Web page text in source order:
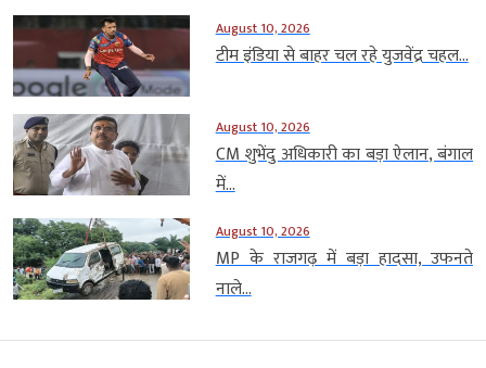
August 10, 2026
टीम इंडिया से बाहर चल रहे युजवेंद्र चहल...
August 10, 2026
CM शुभेंदु अधिकारी का बड़ा ऐलान, बंगाल
में...
August 10, 2026
MP के राजगढ़ में बड़ा हादसा, उफनते
नाले...